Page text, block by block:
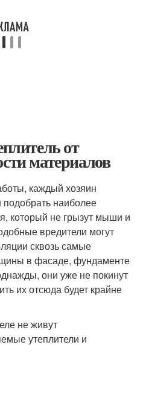
от
материалов
каждый хозяин
наиболее
который не грызут мыши и
вредители могут
сквозь самые
в фасаде, фундаменте
они уже не покинут
их отсюда будет крайне